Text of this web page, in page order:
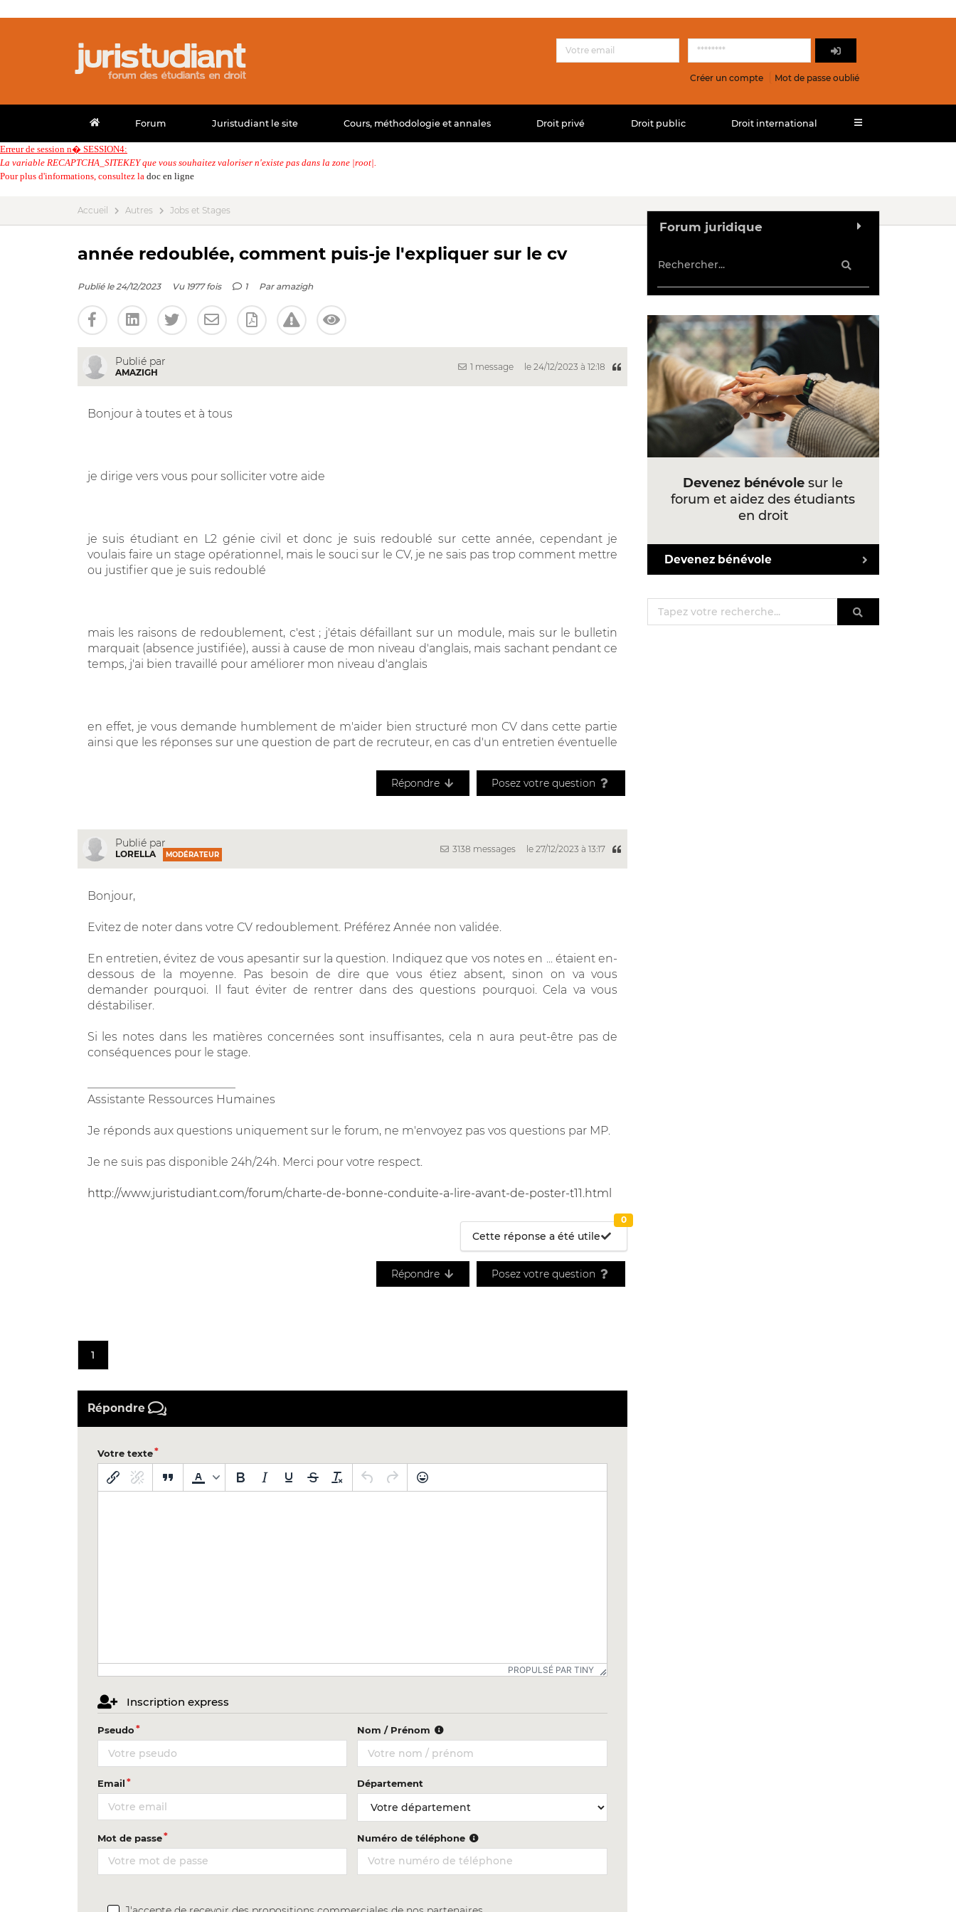
Créer un compte Mot de passe oublié
Forum Juristudiant le site Cours, méthodologie et annales Droit privé Droit public Droit international
Erreur de session n� SESSION4:
La variable RECAPTCHA_SITEKEY que vous souhaitez valoriser n'existe pas dans la zone |root|.
Pour plus d'informations, consultez la doc en ligne
Accueil Autres Jobs et Stages
année redoublée, comment puis-je l'expliquer sur le cv
Publié le 24/12/2023 Vu 1977 fois 1 Par amazigh
Publié par
AMAZIGH
1 message le 24/12/2023 à 12:18
Bonjour à toutes et à tous
je dirige vers vous pour solliciter votre aide
je suis étudiant en L2 génie civil et donc je suis redoublé sur cette année, cependant je
voulais faire un stage opérationnel, mais le souci sur le CV, je ne sais pas trop comment mettre
ou justifier que je suis redoublé
mais les raisons de redoublement, c'est ; j'étais défaillant sur un module, mais sur le bulletin
marquait (absence justifiée), aussi à cause de mon niveau d'anglais, mais sachant pendant ce
temps, j'ai bien travaillé pour améliorer mon niveau d'anglais
en effet, je vous demande humblement de m'aider bien structuré mon CV dans cette partie
ainsi que les réponses sur une question de part de recruteur, en cas d'un entretien éventuelle
Répondre Posez votre question
Publié par
LORELLA MODÉRATEUR
3138 messages le 27/12/2023 à 13:17
Bonjour,
Evitez de noter dans votre CV redoublement. Préférez Année non validée.
En entretien, évitez de vous apesantir sur la question. Indiquez que vos notes en ... étaient en-
dessous de la moyenne. Pas besoin de dire que vous étiez absent, sinon on va vous
demander pourquoi. Il faut éviter de rentrer dans des questions pourquoi. Cela va vous
déstabiliser.
Si les notes dans les matières concernées sont insuffisantes, cela n aura peut-être pas de
conséquences pour le stage.
Assistante Ressources Humaines
Je réponds aux questions uniquement sur le forum, ne m'envoyez pas vos questions par MP.
Je ne suis pas disponible 24h/24h. Merci pour votre respect.
http://www.juristudiant.com/forum/charte-de-bonne-conduite-a-lire-avant-de-poster-t11.html
Cette réponse a été utile
0
Répondre Posez votre question
1
Répondre
Votre texte
PROPULSÉ PAR TINY
Inscription express
Pseudo Nom / Prénom
Email Département
Mot de passe Numéro de téléphone
Forum juridique
Devenez bénévole sur le
forum et aidez des étudiants
en droit
Devenez bénévole